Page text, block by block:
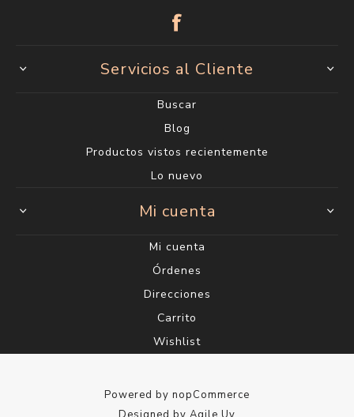
Servicios al Cliente
Buscar
Blog
Productos vistos recientemente
Lo nuevo
Mi cuenta
Mi cuenta
Órdenes
Direcciones
Carrito
Wishlist
Powered by nopCommerce